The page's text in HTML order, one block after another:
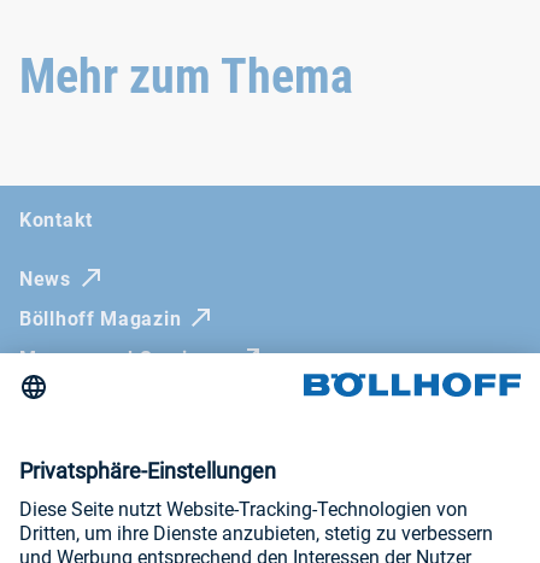
Mehr zum Thema
Kontakt
News
Böllhoff Magazin
Messen und Seminare
Newsletter
Impressum
AGB
Datenschutzerklärung